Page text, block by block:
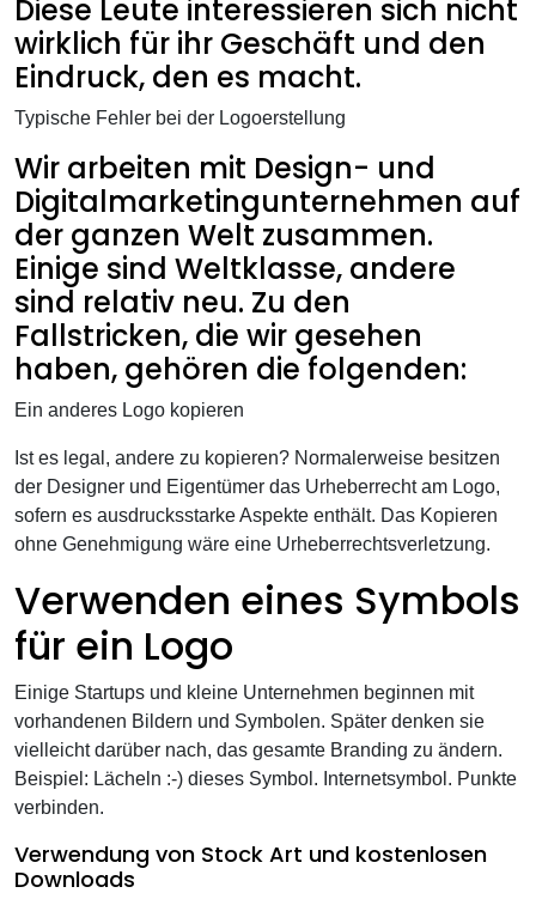
Diese Leute interessieren sich nicht
wirklich für ihr Geschäft und den
Eindruck, den es macht.
Typische Fehler bei der Logoerstellung
Wir arbeiten mit Design- und
Digitalmarketingunternehmen auf
der ganzen Welt zusammen.
Einige sind Weltklasse, andere
sind relativ neu. Zu den
Fallstricken, die wir gesehen
haben, gehören die folgenden:
Ein anderes Logo kopieren
Ist es legal, andere zu kopieren? Normalerweise besitzen
der Designer und Eigentümer das Urheberrecht am Logo,
sofern es ausdrucksstarke Aspekte enthält. Das Kopieren
ohne Genehmigung wäre eine Urheberrechtsverletzung.
Verwenden eines Symbols
für ein Logo
Einige Startups und kleine Unternehmen beginnen mit
vorhandenen Bildern und Symbolen. Später denken sie
vielleicht darüber nach, das gesamte Branding zu ändern.
Beispiel: Lächeln :-) dieses Symbol. Internetsymbol. Punkte
verbinden.
Verwendung von Stock Art und kostenlosen
Downloads